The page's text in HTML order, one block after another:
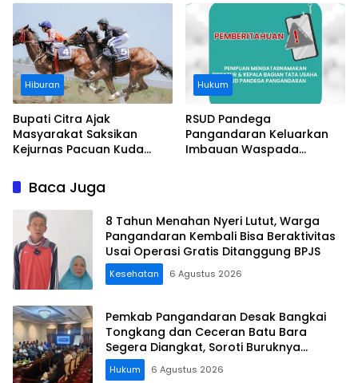
Pantai
Hiburan
Bupati Citra Ajak
Masyarakat Saksikan
Kejurnas Pacuan Kuda
Legokjawa
Hukum
RSUD Pandega
Pangandaran Keluarkan
Imbauan Waspada
Baca Juga
8 Tahun Menahan Nyeri Lutut, Warga
Pangandaran Kembali Bisa Beraktivitas
Usai Operasi Gratis Ditanggung BPJS
Kesehatan 6 Agustus 2026
Pemkab Pangandaran Desak Bangkai
Tongkang dan Ceceran Batu Bara
Segera Diangkat, Soroti Buruknya
Koordinasi Perusahaan
Hukum 6 Agustus 2026